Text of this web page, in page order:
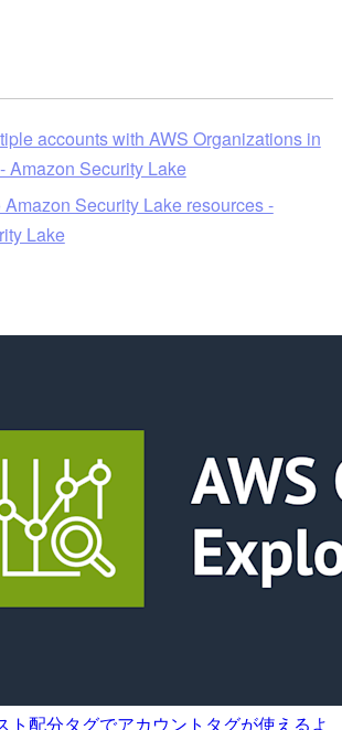
accounts with AWS Organizations in
Amazon Security Lake
Security Lake resources -
Lake
ト配分タグでアカウントタグが使えるよ